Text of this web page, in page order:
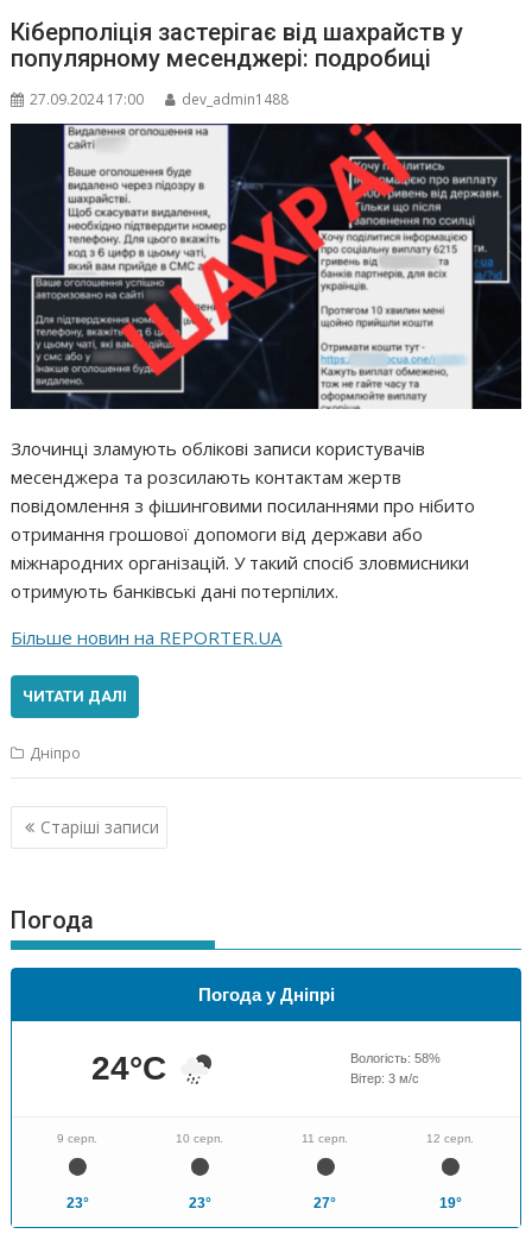
Кіберполіція застерігає від шахрайств у
популярному месенджері: подробиці
27.09.2024 17:00 dev_admin1488
Злочинці зламують облікові записи користувачів
месенджера та розсилають контактам жертв
повідомлення з фішинговими посиланнями про нібито
отримання грошової допомоги від держави або
міжнародних організацій. У такий спосіб зловмисники
отримують банківські дані потерпілих.
Більше новин на REPORTER.UA
ЧИТАТИ ДАЛІ
Дніпро
Навігація
за
Старіші записи
Погода
Погода у Дніпрі
24°C Вологість: 58%
Вітер: 3м/с
9 серп.
23°
10 серп.
23°
11 серп.
27°
12 серп.
19°